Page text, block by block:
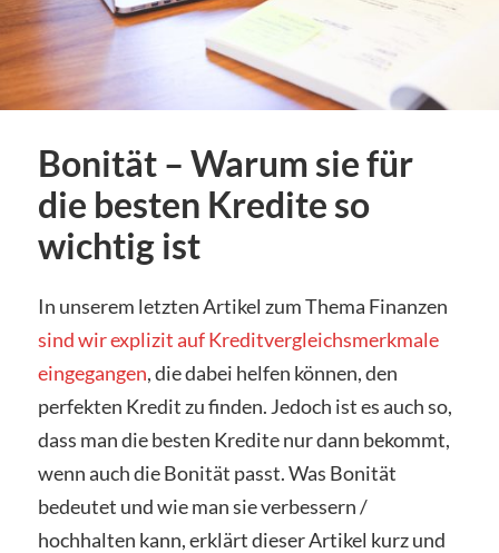
Bonität – Warum sie für
die besten Kredite so
wichtig ist
In unserem letzten Artikel zum Thema Finanzen
sind wir explizit auf Kreditvergleichsmerkmale
eingegangen, die dabei helfen können, den
perfekten Kredit zu finden. Jedoch ist es auch so,
dass man die besten Kredite nur dann bekommt,
wenn auch die Bonität passt. Was Bonität
bedeutet und wie man sie verbessern /
hochhalten kann, erklärt dieser Artikel kurz und